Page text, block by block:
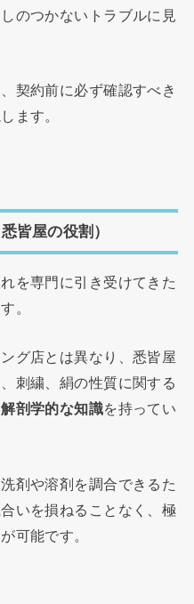
のつかないトラブルに見
契約前に必ず確認すべき
ます。
皆屋の役割）
を専門に引き受けてきた
。
グ店とは異なり、悉皆屋
刺繍、絹の性質に関する
剖学的な知識を持ってい
剤や溶剤を調合できるた
いを損ねることなく、極
可能です。